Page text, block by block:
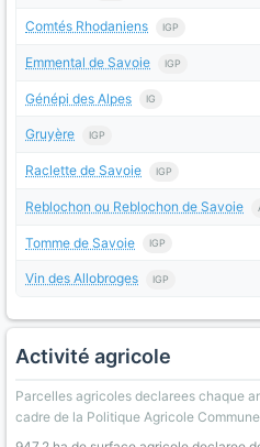
Comtés Rhodaniens IGP
Emmental de Savoie IGP
Génépi des Alpes IG
Gruyère IGP
Raclette de Savoie IGP
Reblochon ou Reblochon de Savoie
Tomme de Savoie IGP
Vin des Allobroges IGP
Activité agricole
Parcelles agricoles declarees chaque
cadre de la Politique Agricole